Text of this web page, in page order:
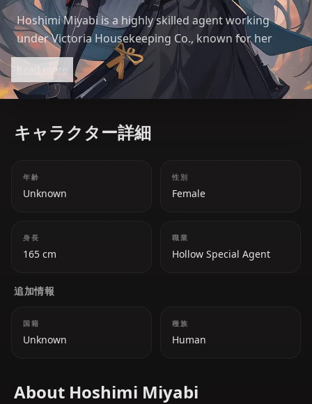
Hoshimi Miyabi is a highly skilled agent working
under Victoria Housekeeping Co., known for her
refined demeanor, disciplined approach to battle,
and unwavering professionalism. With her calm and
polite nature, she is an analytical and adaptable
Read more
キャラクター詳細
年齢
Unknown
性別
Female
身長
165 cm
職業
Hollow Special Agent
追加情報
国籍
Unknown
種族
Human
About Hoshimi Miyabi